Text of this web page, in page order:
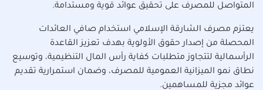
المتواصل للمصرف على تحقيق عوائد قوية ومستدامة.
يعتزم مصرف الشارقة الإسلامي استخدام صافي العائدات
المحصلة من إصدار حقوق الأولوية بهدف تعزيز القاعدة
الرأسمالية لتتجاوز متطلبات كفاية رأس المال التنظيمية، وتوسيع
نطاق نمو الميزانية العمومية للمصرف، وضمان استمرارية تقديم
عوائد مجزية للمساهمين.